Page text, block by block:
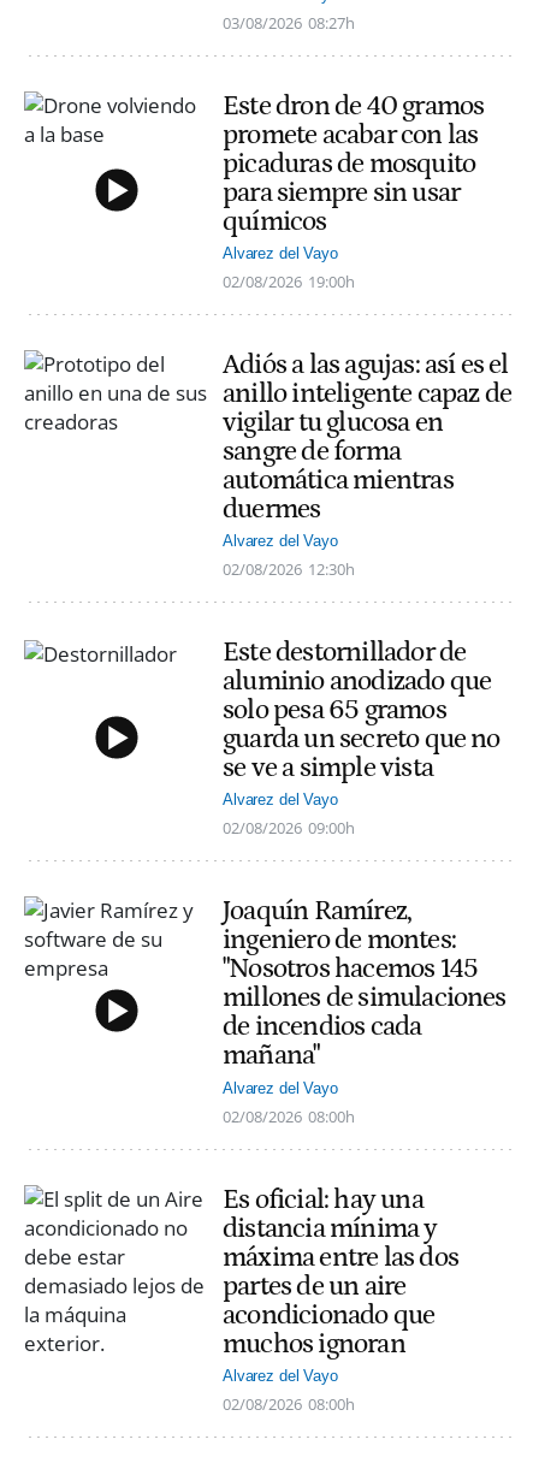
03/08/2026 08:27h
Este dron de 40 gramos
promete acabar con las
picaduras de mosquito
para siempre sin usar
químicos
Alvarez del Vayo
02/08/2026 19:00h
Adiós a las agujas: así es el
anillo inteligente capaz de
vigilar tu glucosa en
sangre de forma
automática mientras
duermes
Alvarez del Vayo
02/08/2026 12:30h
Este destornillador de
aluminio anodizado que
solo pesa 65 gramos
guarda un secreto que no
se ve a simple vista
Alvarez del Vayo
02/08/2026 09:00h
Joaquín Ramírez,
ingeniero de montes:
"Nosotros hacemos 145
millones de simulaciones
de incendios cada
mañana"
Alvarez del Vayo
02/08/2026 08:00h
Es oficial: hay una
distancia mínima y
máxima entre las dos
partes de un aire
acondicionado que
muchos ignoran
Alvarez del Vayo
02/08/2026 08:00h